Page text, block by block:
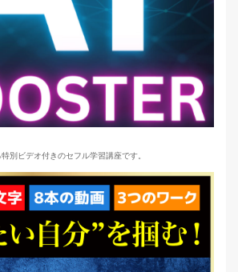
別ビデオ付きのセフル学習講座です。